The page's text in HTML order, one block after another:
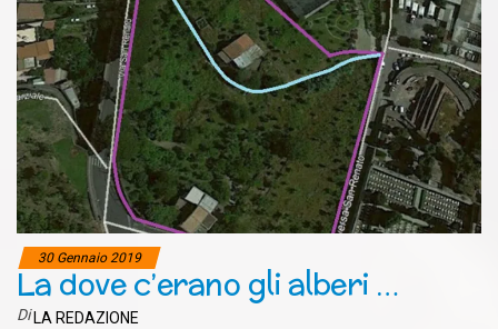
30 Gennaio 2019
La dove c’erano gli alberi …
Di LA REDAZIONE